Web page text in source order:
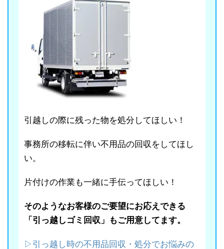
引越しの際に残った物を処分してほしい！
事務所の移転に伴い不用品の回収をしてほし
い。
片付けの作業も一緒に手伝ってほしい！
そのようなお客様のご要望にお応えできる
「引っ越しゴミ回収」もご用意してます。
▷引っ越し時の不用品回収・処分でお悩みの